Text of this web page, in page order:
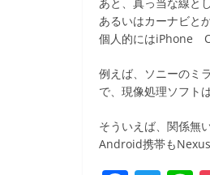
あるいはカーナビと
個人的にはiPhone
例えば、ソニーのミ
で、現像処理ソフト
そういえば、関係無
Android携帯も